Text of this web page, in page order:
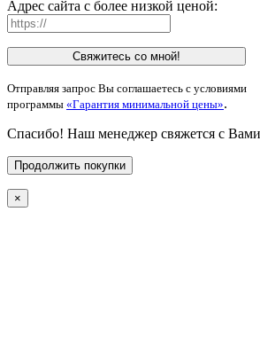
Адрес сайта с более низкой ценой:
Свяжитесь со мной!
Отправляя запрос Вы соглашаетесь с условиями
программы «Гарантия минимальной цены».
Спасибо! Наш менеджер свяжется с
Продолжить покупки
×